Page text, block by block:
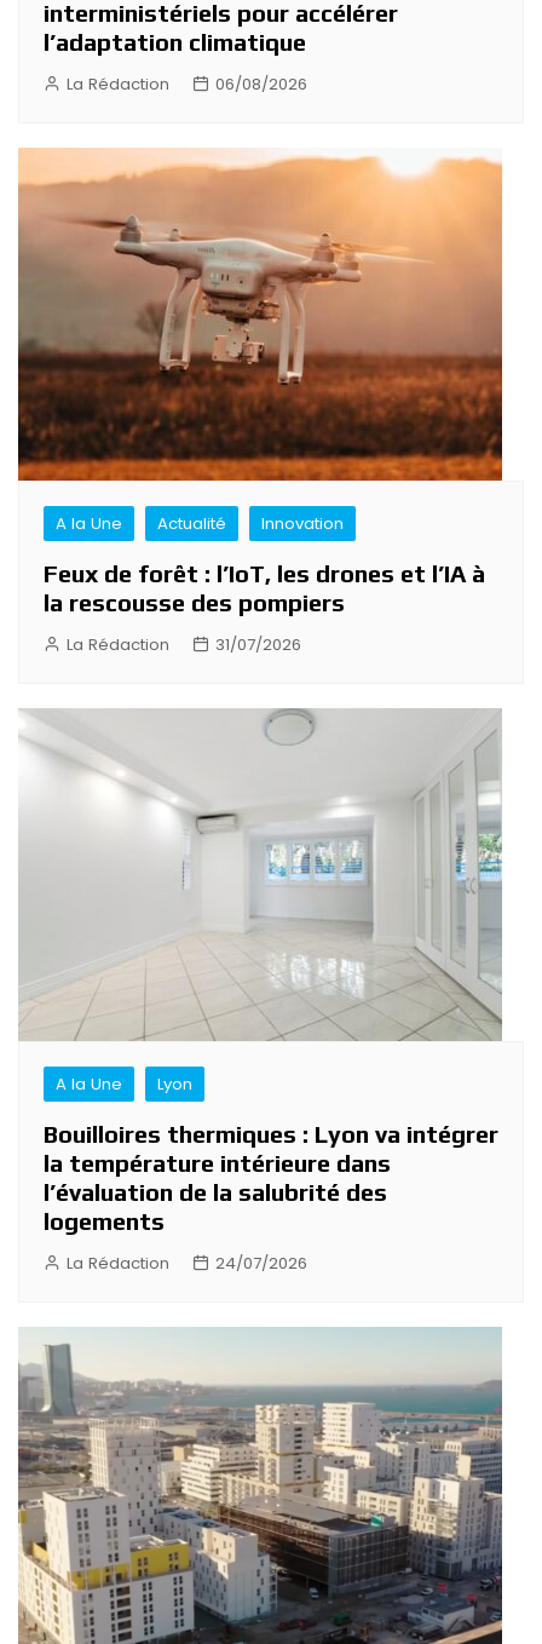
interministériels pour accélérer
l’adaptation climatique
La Rédaction 06/08/2026
A la Une Actualité Innovation
Feux de forêt : l’IoT, les drones et l’IA à
la rescousse des pompiers
La Rédaction 31/07/2026
A la Une Lyon
Bouilloires thermiques : Lyon va intégrer
la température intérieure dans
l’évaluation de la salubrité des
logements
La Rédaction 24/07/2026